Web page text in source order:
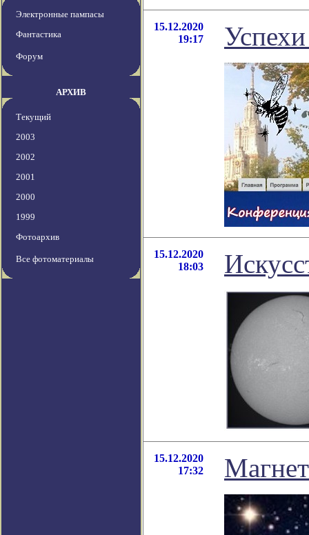
Электронные пампасы
Фантастика
Форум
АРХИВ
Текущий
2003
2002
2001
2000
1999
Фотоархив
Все фотоматериалы
15.12.2020
19:17
15.12.2020
18:03
15.12.2020
17:32